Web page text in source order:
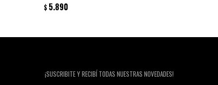
$ 5.890
¡SUSCRIBITE Y RECIBÍ TODAS NUESTRAS NOVEDADES!